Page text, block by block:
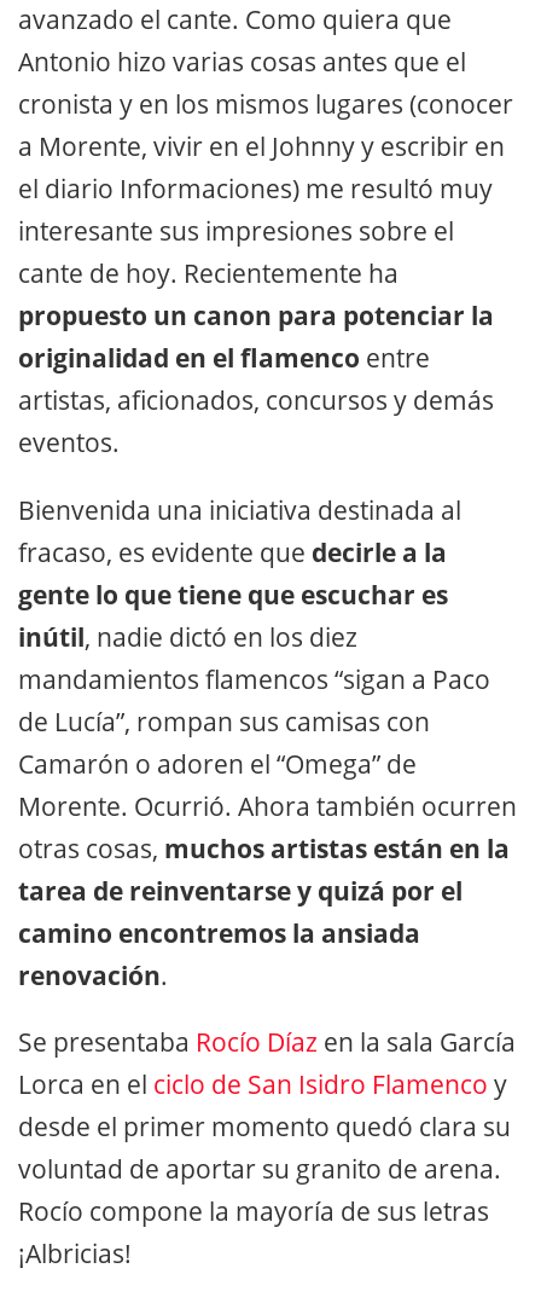
avanzado el cante. Como quiera que
Antonio hizo varias cosas antes que el
cronista y en los mismos lugares (conocer
a Morente, vivir en el Johnny y escribir en
el diario Informaciones) me resultó muy
interesante sus impresiones sobre el
cante de hoy. Recientemente ha
propuesto un canon para potenciar la
originalidad en el flamenco entre
artistas, aficionados, concursos y demás
eventos.
Bienvenida una iniciativa destinada al
fracaso, es evidente que decirle a la
gente lo que tiene que escuchar es
inútil, nadie dictó en los diez
mandamientos flamencos “sigan a Paco
de Lucía”, rompan sus camisas con
Camarón o adoren el “Omega” de
Morente. Ocurrió. Ahora también ocurren
otras cosas, muchos artistas están en la
tarea de reinventarse y quizá por el
camino encontremos la ansiada
renovación.
Se presentaba Rocío Díaz en la sala García
Lorca en el ciclo de San Isidro Flamenco y
desde el primer momento quedó clara su
voluntad de aportar su granito de arena.
Rocío compone la mayoría de sus letras
¡Albricias!